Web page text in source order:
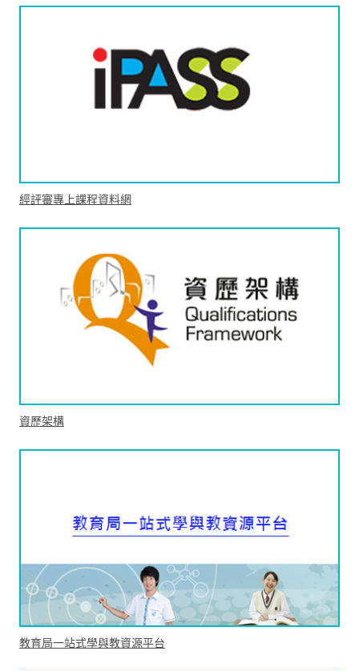
經評審專上課程資料網
資歷架構
教育局一站式學與教資源平台